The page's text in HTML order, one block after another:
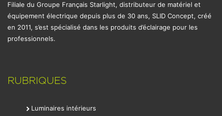
Filiale du Groupe Français Starlight, distributeur de matériel et
équipement électrique depuis plus de 30 ans, SLID Concept, créé
en 2011, s’est spécialisé dans les produits d’éclairage pour les
professionnels.
RUBRIQUES
Luminaires intérieurs